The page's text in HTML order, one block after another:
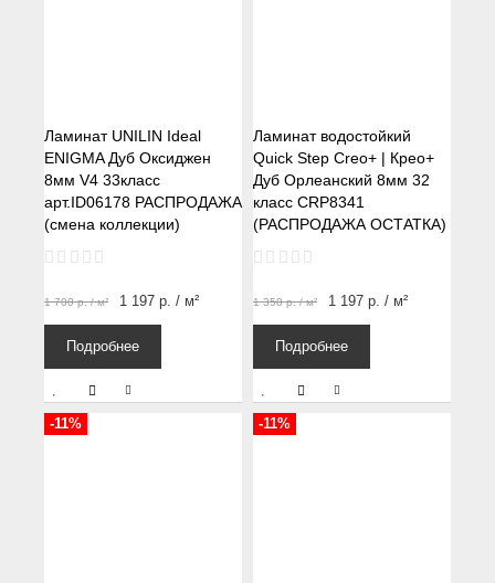
Ламинат UNILIN Ideal
ENIGMA Дуб Оксиджен
8мм V4 33класс
арт.ID06178 РАСПРОДАЖА
(смена коллекции)
1 700р./ м² 1 197 р. / м²
Подробнее
Ламинат водостойкий
Quick Step Creo+ | Крео+
Дуб Орлеанский 8мм 32
класс CRP8341
(РАСПРОДАЖА ОСТАТКА)
1 350р./ м² 1 197 р. / м²
Подробнее
-11% -11%